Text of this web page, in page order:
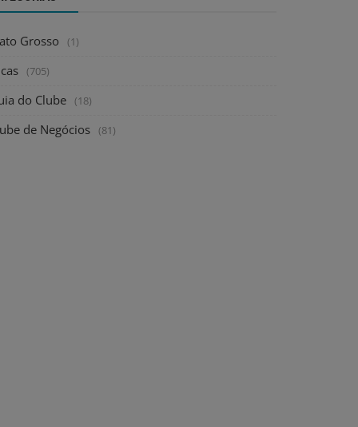
Grosso (1)
(705)
do Clube (18)
de Negócios (81)